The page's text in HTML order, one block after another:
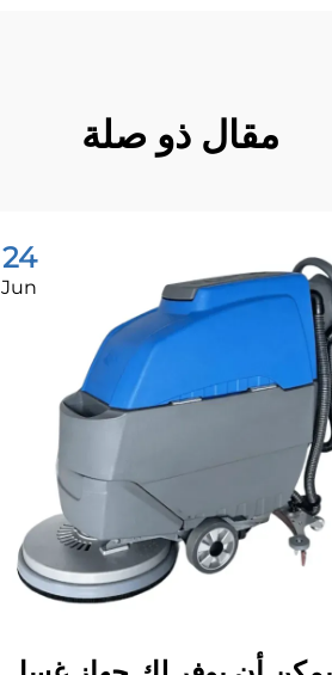
مقال ذو صلة
24
Jun